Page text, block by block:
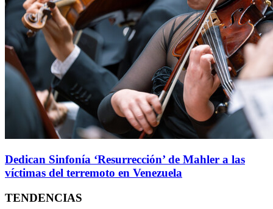
Dedican Sinfonía ‘Resurrección’ de Mahler a las
víctimas del terremoto en Venezuela
TENDENCIAS